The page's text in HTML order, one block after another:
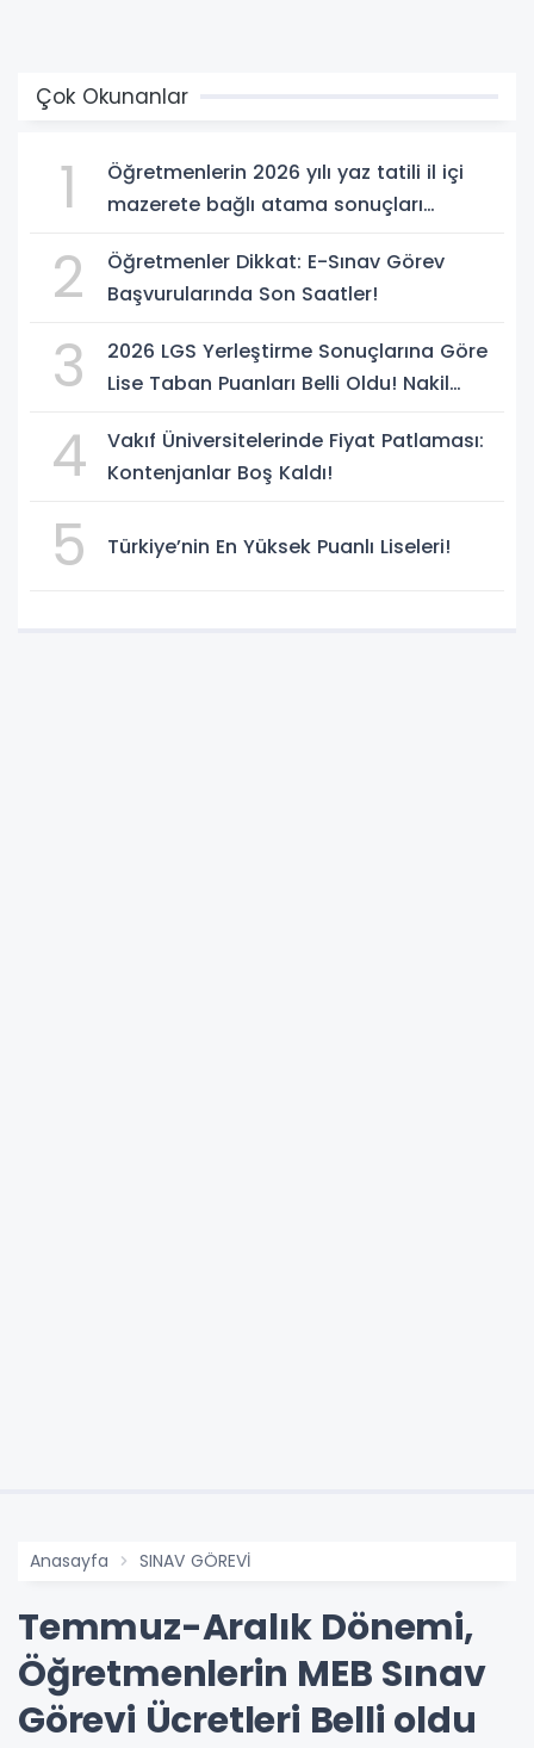
Çok Okunanlar
1
Öğretmenlerin 2026 yılı yaz tatili il içi
mazerete bağlı atama sonuçları
2
Öğretmenler Dikkat: E-Sınav Görev
Başvurularında Son Saatler!
3
2026 LGS Yerleştirme Sonuçlarına Göre
Lise Taban Puanları Belli Oldu! Nakil
4
Vakıf Üniversitelerinde Fiyat Patlaması:
Kontenjanlar Boş Kaldı!
5 Türkiye’nin En Yüksek Puanlı Liseleri!
Anasayfa SINAV GÖREVİ
Temmuz-Aralık Dönemi,
Öğretmenlerin MEB Sınav
Görevi Ücretleri Belli oldu